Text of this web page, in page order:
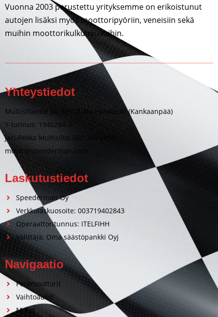
Vuonna 2003 perustettu yrityksemme on erikoistunut
autojen lisäksi myös moottoripyöriin, veneisiin sekä
muihin moottorikulkuneuvoihin.
Yhteystiedot
Multisillantie 24, 38910 Ala-Honkajoki (Kankaanpää)
Y-tunnus: 1940284-3
Jari-Pekka Multisilta, 050 369 0094
motor@speederman.com
Laskutustiedot
Speederman Oy
Verkkolaskuosoite: 003719402843
Operaattoritunnus: ITELFIHH
Välittäjä: Oma säästöpankki Oyj
Navigaatio
Perämoottorit
Vaihtoautot
Motot